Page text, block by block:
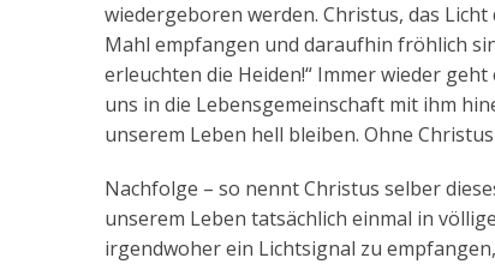
wiedergeboren werden. Christus, das
Mahl empfangen und daraufhin fröhlich
erleuchten die Heiden!“ Immer wieder
uns in die Lebensgemeinschaft mit ihm
unserem Leben hell bleiben. Ohne
Nachfolge – so nennt Christus selber
unserem Leben tatsächlich einmal in
irgendwoher ein Lichtsignal zu